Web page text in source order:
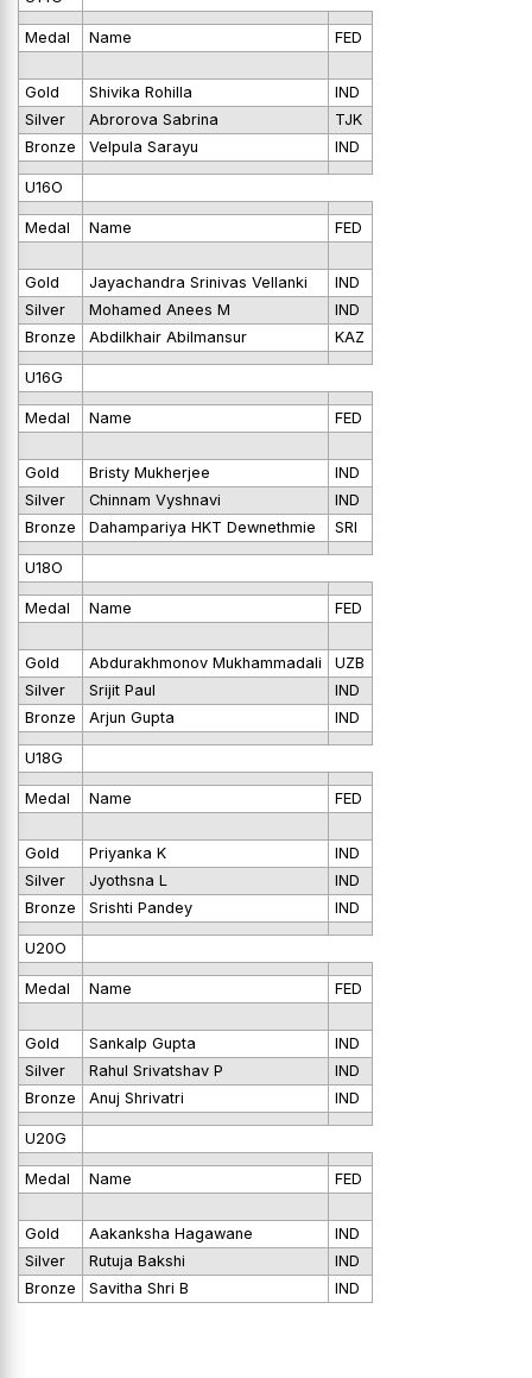
Medal Name FED
Gold Shivika Rohilla
IND
Silver
Abrorova Sabrina
TJK
Bronze
Velpula Sarayu IND
U16O
Medal Name FED
Gold Jayachandra Srinivas Vellanki
IND
Silver
Mohamed Anees M
IND
Bronze
Abdilkhair Abilmansur KAZ
U16G
Medal Name FED
Gold Bristy Mukherjee
IND
Silver
Chinnam Vyshnavi
IND
Bronze
Dahampariya HKT Dewnethmie SRI
U18O
Medal Name FED
Gold Abdurakhmonov Mukhammadali
UZB
Silver
Srijit Paul
IND
Bronze
Arjun Gupta IND
U18G
Medal Name FED
Gold Priyanka K
IND
Silver
Jyothsna L
IND
Bronze
Srishti Pandey IND
U20O
Medal Name FED
Gold Sankalp Gupta
IND
Silver
Rahul Srivatshav P
IND
Bronze
Anuj Shrivatri IND
U20G
Medal Name FED
Gold Aakanksha Hagawane
IND
Silver
Rutuja Bakshi
IND
Bronze
Savitha Shri B IND